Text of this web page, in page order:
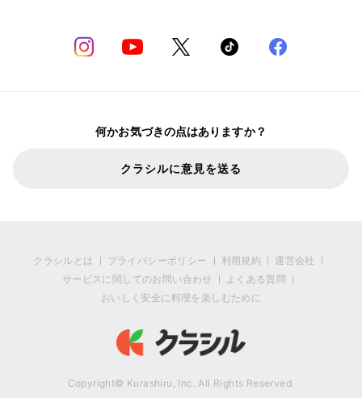
何かお気づきの点はありますか？
クラシルに意見を送る
クラシルとは プライバシーポリシー 利用規約
運営会社
サービスに関してのお問い合わせ
よくある質問
おいしく安全に料理を楽しむために
Copyright© Kurashiru, Inc. All Rights Reserved.